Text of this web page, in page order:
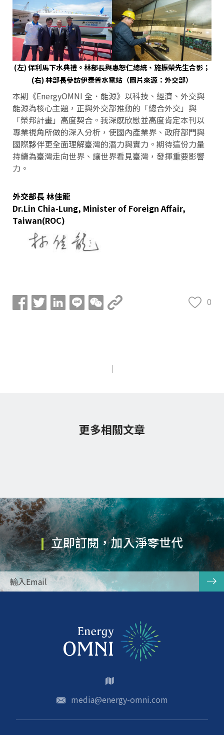
(左) 保利馬下水典禮。林部長與惠恕仁總統、施振榮先生合影；
(右) 林部長參訪伊泰普水電站（圖片來源：外交部）
本期《EnergyOMNI 全．能源》以科技、經濟、外交與
能源為核心主題，正與外交部推動的「總合外交」與
「榮邦計畫」高度契合。我深感欣慰並高度肯定本刊以
專業視角所做的深入分析，使國內產業界、政府部門與
國際夥伴更全面理解臺灣的潛力與實力。期待這份力量
持續為臺灣走向世界、讓世界看見臺灣，發揮重要影響
力。
外交部長 林佳龍
Dr.Lin Chia-Lung, Minister of Foreign Affair,
Taiwan(ROC)
0
更多相關文章
立即訂閱，加入淨零世代
media@energy-omni.com